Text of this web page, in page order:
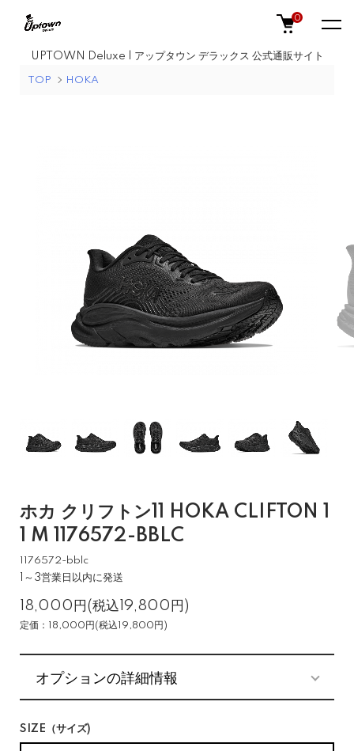
UPTOWN Deluxe | アップタウン デラックス 公式通販サイト
0
TOP HOKA
ホカ クリフトン11 HOKA CLIFTON 1
1 M 1176572-BBLC
1176572-bblc
1～3営業日以内に発送
18,000円(税込19,800円)
定価：18,000円(税込19,800円)
オプションの詳細情報
SIZE（サイズ)